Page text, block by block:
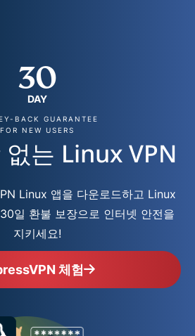
30
DAY
BACK GUARANTEE
FOR NEW USERS
없는 Linux VPN
Linux 앱을 다운로드하고 Linux
일 환불 보장으로 인터넷 안전을
지키세요!
체험